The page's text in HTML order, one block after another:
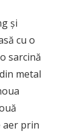
și
cu o
sarcină
metal
aer prin